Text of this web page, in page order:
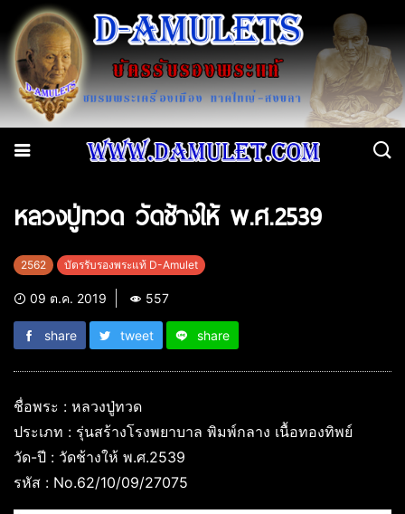
หลวงปู่ทวด วัดช้างให้ พ.ศ.2539
2562 บัตรรับรองพระแท้ D-Amulet
09 ต.ค. 2019 557
share tweet share
ชื่อพระ : หลวงปู่ทวด
ประเภท : รุ่นสร้างโรงพยาบาล พิมพ์กลาง เนื้อทองทิพย์
วัด-ปี : วัดช้างให้ พ.ศ.2539
รหัส : No.62/10/09/27075